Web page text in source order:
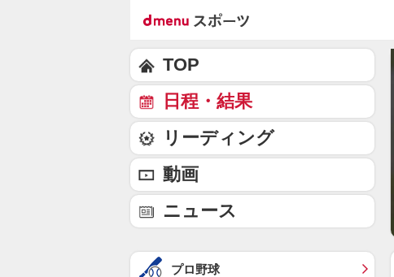
TOP
日程・結果
リーディング
動画
ニュース
プロ野球